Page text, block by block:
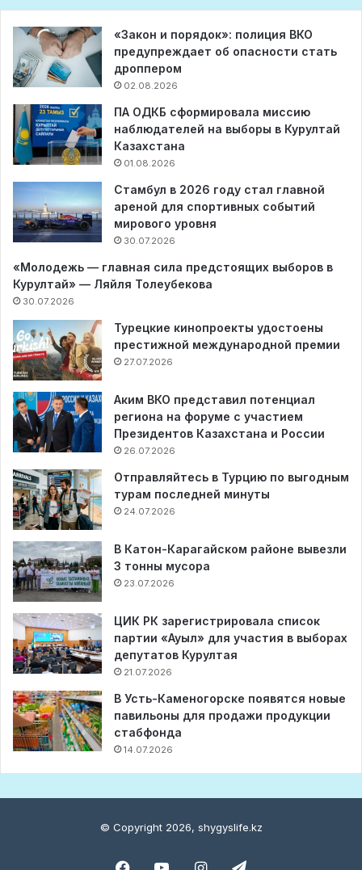
«Закон и порядок»: полиция ВКО
предупреждает об опасности стать
дроппером
02.08.2026
ПА ОДКБ сформировала миссию
наблюдателей на выборы в Курултай
Казахстана
01.08.2026
Стамбул в 2026 году стал главной
ареной для спортивных событий
мирового уровня
30.07.2026
«Молодежь — главная сила предстоящих выборов в
Курултай» — Ляйля Толеубекова
30.07.2026
Турецкие кинопроекты удостоены
престижной международной премии
27.07.2026
Аким ВКО представил потенциал
региона на форуме с участием
Президентов Казахстана и России
26.07.2026
Отправляйтесь в Турцию по выгодным
турам последней минуты
24.07.2026
В Катон-Карагайском районе вывезли
3 тонны мусора
23.07.2026
ЦИК РК зарегистрировала список
партии «Ауыл» для участия в выборах
депутатов Курултая
21.07.2026
В Усть-Каменогорске появятся новые
павильоны для продажи продукции
стабфонда
14.07.2026
© Copyright 2026, shygyslife.kz
Facebook
YouTubeInstagramTelegram